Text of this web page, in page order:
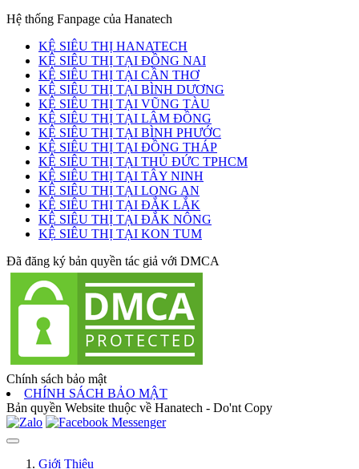
Hệ thống Fanpage của Hanatech
KỆ SIÊU THỊ HANATECH
KỆ SIÊU THỊ TẠI ĐỒNG NAI
KỆ SIÊU THỊ TẠI CẦN THƠ
KỆ SIÊU THỊ TẠI BÌNH DƯƠNG
KỆ SIÊU THỊ TẠI VŨNG TÀU
KỆ SIÊU THỊ TẠI LÂM ĐỒNG
KỆ SIÊU THỊ TẠI BÌNH PHƯỚC
KỆ SIÊU THỊ TẠI ĐỒNG THÁP
KỆ SIÊU THỊ TẠI THỦ ĐỨC TPHCM
KỆ SIÊU THỊ TẠI TÂY NINH
KỆ SIÊU THỊ TẠI LONG AN
KỆ SIÊU THỊ TẠI ĐẮK LẮK
KỆ SIÊU THỊ TẠI ĐẮK NÔNG
KỆ SIÊU THỊ TẠI KON TUM
Đã đăng ký bản quyền tác giả với DMCA
Chính sách bảo mật
CHÍNH SÁCH BẢO MẬT
Bản quyền Website thuộc về Hanatech - Do'nt Copy
Giới Thiệu